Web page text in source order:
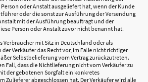
oder Anstalt ausgeliefert hat, wenn der Kunde
oder die sonst zur Ausführung der Versendung
mit der Ausführung beauftragt und der
Person oder Anstalt zuvor nicht benannt hat.
Verbraucher mit Sitz in Deutschland oder als
Verkäufer das Recht vor, im Falle nicht richtiger
Selbstbelieferung vom Vertrag zurückzutreten.
Fall, dass die Nichtlieferung nicht vom Verkäufer zu
der gebotenen Sorgfalt ein konkretes
Zulieferer abgeschlossen hat. Der Verkäufer wird alle